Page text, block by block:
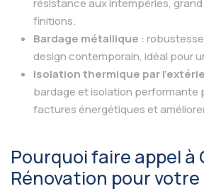
résistance aux intempéries,
finitions.
Bardage métallique :
design contemporain, idéal pour
Isolation thermique par
bardage et isolation performante
factures énergétiques et
Pourquoi faire appel à
Rénovation pour votre